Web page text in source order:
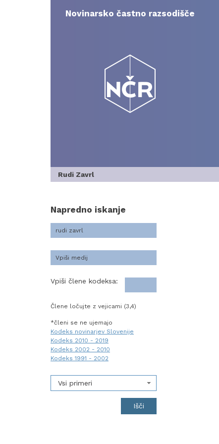
contentNovinarsko častno razsodišče
Rudi Zavrl
Napredno iskanje
Vpiši člene kodeksa:
Člene ločujte z vejicami (3,4)
*členi se ne ujemajo
Kodeks novinarjev Slovenije
Kodeks 2010 - 2019
Kodeks 2002 - 2010
Kodeks 1991 - 2002
Vsi primeri